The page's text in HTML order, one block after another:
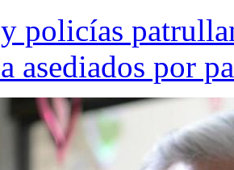
policías
asediados por